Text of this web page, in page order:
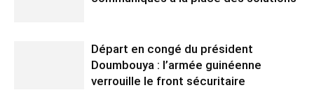
Départ en congé du président
Doumbouya : l’armée guinéenne
verrouille le front sécuritaire